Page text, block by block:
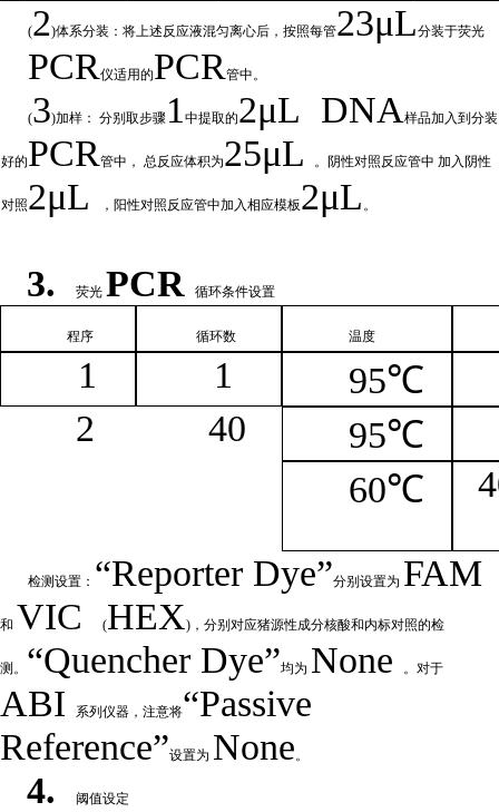
(2)体系分装：将上述反应液混匀离心后，按照每管23μL分装于荧光
PCR仪适用的PCR管中。
(3)加样： 分别取步骤1 中提取的2μL DNA样品加入到分装
好的PCR管中， 总反应体积为25μL 。阴性对照反应管中 加入阴性
对照2μL ，阳性对照反应管中加入相应模板2μL 。
3. 荧光 PCR 循环条件设置
程序 循环数 温度
1 1
95℃
2
40
95℃
60℃
4
检测设置： “Reporter Dye”分别设置为 FAM
和 VIC(HEX)，分别对应猪源性成分核酸和内标对照的检
测。 “Quencher Dye”均为 None 。对于
ABI 系列仪器，注意将“Passive
Reference”设置为 None。
4. 阈值设定